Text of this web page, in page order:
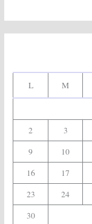
L M
2
3
9
10
16
17
23
24
30